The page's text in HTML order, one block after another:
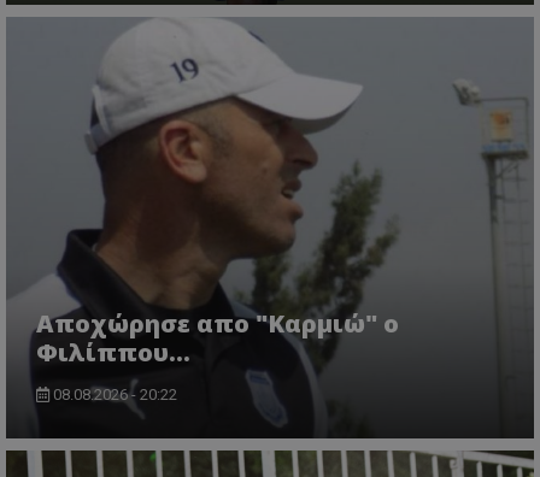
Aποχώρησε απο "Καρμιώ" ο
Φιλίππου...
08.08.2026 - 20:22